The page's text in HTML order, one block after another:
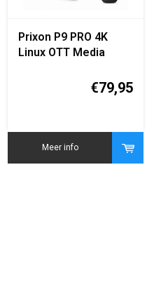
Prixon P9 PRO 4K
Linux OTT Media
€79,95
Meer info